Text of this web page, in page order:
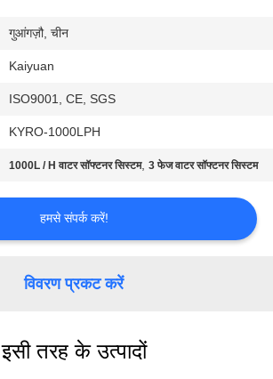
गुआंगज़ौ, चीन
Kaiyuan
ISO9001, CE, SGS
KYRO-1000LPH
1000L / H वाटर सॉफ्टनर सिस्टम,3 फेज वाटर सॉफ्टनर सिस्टम
हमसे संपर्क करें!
विवरण प्रकट करें
इसी तरह के उत्पादों